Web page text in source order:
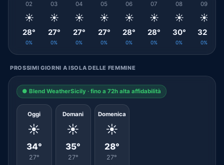
02
☀️
28°
0%
03
☀️
27°
0%
04
☀️
27°
0%
05
☀️
27°
0%
06
☀️
28°
0%
07
☀️
28°
0%
08
☀️
30°
0%
09
☀️
32°
0%
PROSSIMI GIORNI A ISOLA DELLE FEMMINE
● Blend WeatherSicily · fino a 72h alta affidabilità
Oggi
☀️
34°
27°
Domani
☀️
35°
27°
Domenica
☀️
28°
27°